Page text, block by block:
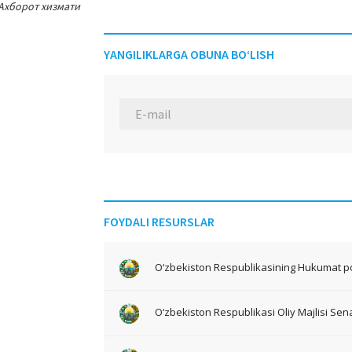
хизмати
YANGILIKLARGA OBUNA BO‘LISH
FOYDALI RESURSLAR
O‘zbekiston Respublikasining Hukumat
O‘zbekiston Respublikasi Oliy Majlisi